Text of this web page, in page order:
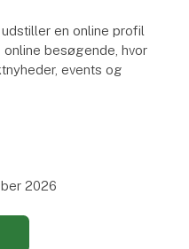
en online profil
besøgende, hvor
events og
2026